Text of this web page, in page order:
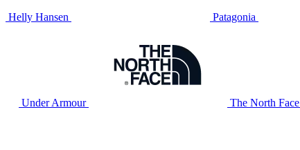
Helly Hansen Patagonia
Under Armour The North Face